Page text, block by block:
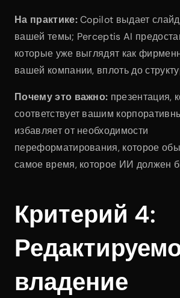
На практике: Copilot выдает
вашей темы; Perceptis AI
которые уже выглядят как
вашей компании, вплоть до
Почему это важно: презентация,
соответствует вашим
избавляет от необходимости
переформатирования, которое
самое время, которое ИИ должен
Критерий 4:
владение